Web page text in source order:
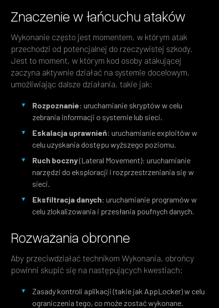
Znaczenie w łańcuchu ataków
Wykonanie często jest momentem, w którym atak
przechodzi od potencjalnej do rzeczywistej szkody.
Jest to moment, w którym kod osoby atakującej
zaczyna aktywnie działać na systemie docelowym,
umożliwiając dalsze działania, takie jak:
Rozpoznanie: uruchamianie skryptów w celu
zebrania informacji o systemie lub sieci.
Eskalacja uprawnień: uruchamianie exploitów w
celu uzyskania dostępu wyższego poziomu.
Ruch boczny(Lateral Movement): uruchamianie
narzędzi do eksploracji i rozprzestrzeniania się w
sieci.
Eksfiltracja danych: uruchamianie programów w
celu zlokalizowania i przesłania poufnych danych.
Rozważania obronne
Aby przeciwdziałać technikom Wykonania, obrońcy
powinni skupić się na następujących kwestiach:
Zasady kontroli aplikacji (takie jak AppLocker) w celu
ograniczenia tego, co może zostać wykonane.